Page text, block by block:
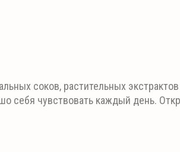
соков, растительных
себя чувствовать каждый день.